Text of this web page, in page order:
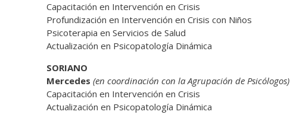
Capacitación en Intervención en Crisis
Profundización en Intervención en Crisis con Niños
Psicoterapia en Servicios de Salud
Actualización en Psicopatología Dinámica
SORIANO
Mercedes (en coordinación con la Agrupación de Psicólogos)
Capacitación en Intervención en Crisis
Actualización en Psicopatología Dinámica